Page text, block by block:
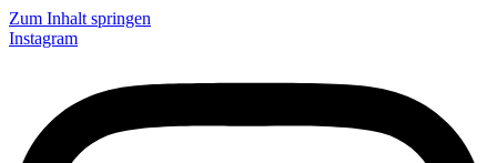
Zum Inhalt springen
Instagram